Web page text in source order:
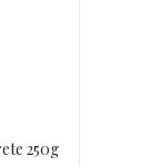
250g